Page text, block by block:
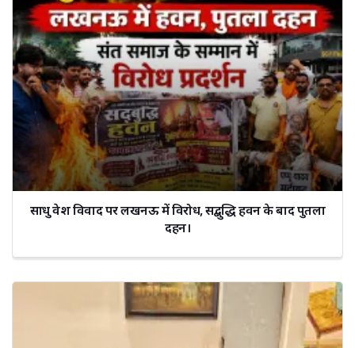
साधु वेश विवाद पर लखनऊ में विरोध, सद्बुद्धि हवन के बाद पुतला
दहन।